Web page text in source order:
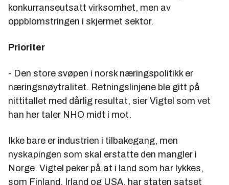
konkurranseutsatt virksomhet, men av
oppblomstringen i skjermet sektor.
Prioriter
- Den store svøpen i norsk næringspolitikk er
næringsnøytralitet. Retningslinjene ble gitt på
nittitallet med dårlig resultat, sier Vigtel som vet
han her taler NHO midt i mot.
Ikke bare er industrien i tilbakegang, men
nyskapingen som skal erstatte den mangler i
Norge. Vigtel peker på at i land som har lykkes,
som Finland, Irland og USA, har staten satset